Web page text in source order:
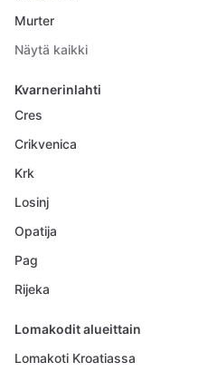
Murter
Näytä kaikki
Kvarnerinlahti
Cres
Crikvenica
Krk
Losinj
Opatija
Pag
Rijeka
Lomakodit alueittain
Lomakoti Kroatiassa